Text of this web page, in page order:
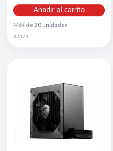
Añadir al carrito
Más de 20 unidades
37373